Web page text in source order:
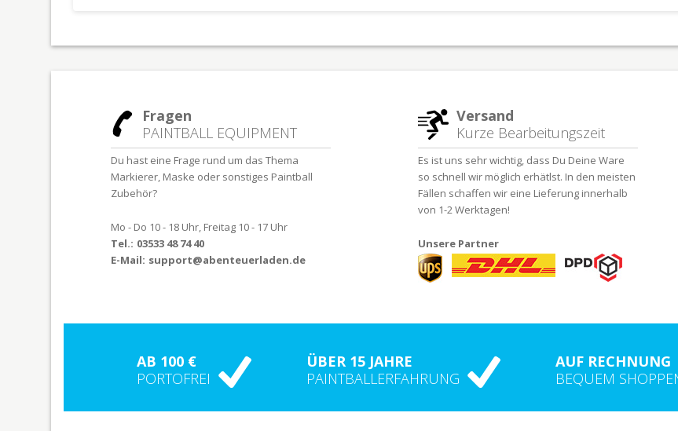
Fragen
PAINTBALL EQUIPMENT
Du hast eine Frage rund um das Thema
Markierer, Maske oder sonstiges Paintball
Zubehör?
Mo - Do 10 - 18 Uhr, Freitag 10 - 17 Uhr
Tel.: 03533 48 74 40
E-Mail: support@abenteuerladen.de
Versand
Kurze Bearbeitungszeit
Es ist uns sehr wichtig, dass Du Deine Ware
so schnell wir möglich erhätlst. In den meisten
Fällen schaffen wir eine Lieferung innerhalb
von 1-2 Werktagen!
Unsere Partner
AB 100 €
PORTOFREI
ÜBER 15 JAHRE
PAINTBALLERFAHRUNG
AUF RECHNUNG
BEQUEM